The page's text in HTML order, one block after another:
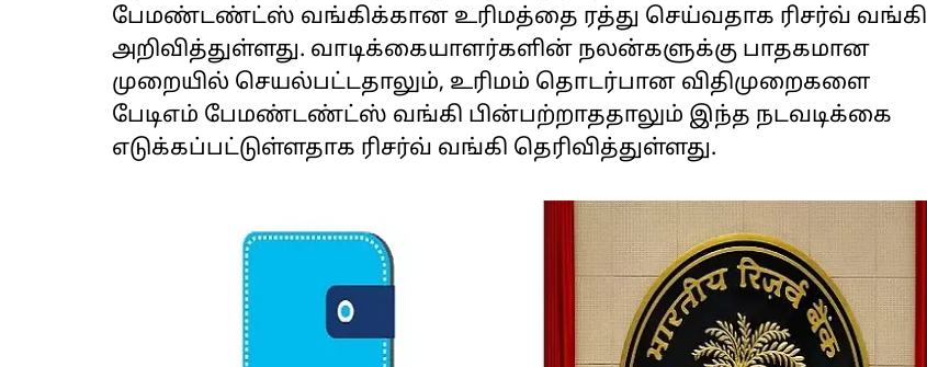
பேமண்டண்ட்ஸ் வங்கிக்கான உரிமத்தை ரத்து செய்வதாக ரிசர்வ் வங்கி
அறிவித்துள்ளது. வாடிக்கையாளர்களின் நலன்களுக்கு பாதகமான
முறையில் செயல்பட்டதாலும், உரிமம் தொடர்பான விதிமுறைகளை
பேடிஎம் பேமண்டண்ட்ஸ் வங்கி பின்பற்றாததாலும் இந்த நடவடிக்கை
எடுக்கப்பட்டுள்ளதாக ரிசர்வ் வங்கி தெரிவித்துள்ளது.